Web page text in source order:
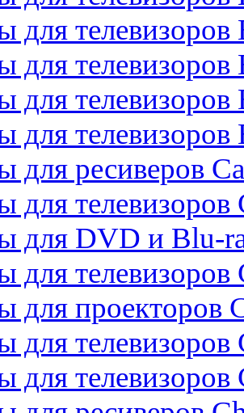
для телевизоров
для телевизоров
для телевизоров
для телевизоров
для ресиверов
для телевизоров
для DVD и Blu-
для телевизоров
для проекторов
для телевизоров
для телевизоров